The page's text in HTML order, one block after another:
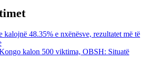
kalojnë 48.35% e nxënësve, rezultatet më të
kalon 500 viktima, OBSH: Situatë